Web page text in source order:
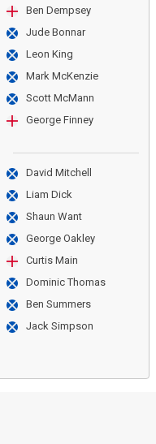
Ben Dempsey
Jude Bonnar
Leon King
Mark McKenzie
Scott McMann
George Finney
David Mitchell
Liam Dick
Shaun Want
George Oakley
Curtis Main
Dominic Thomas
Ben Summers
Jack Simpson